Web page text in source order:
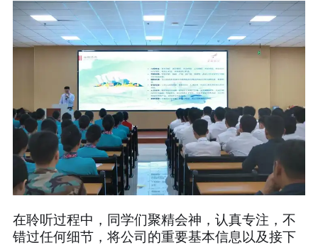
在聆听过程中，同学们聚精会神，认真专注，不
错过任何细节，将公司的重要基本信息以及接下